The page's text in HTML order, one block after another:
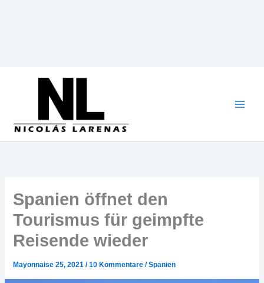
Spanien öffnet den
Tourismus für geimpfte
Reisende wieder
Mayonnaise 25, 2021/10 Kommentare /Spanien